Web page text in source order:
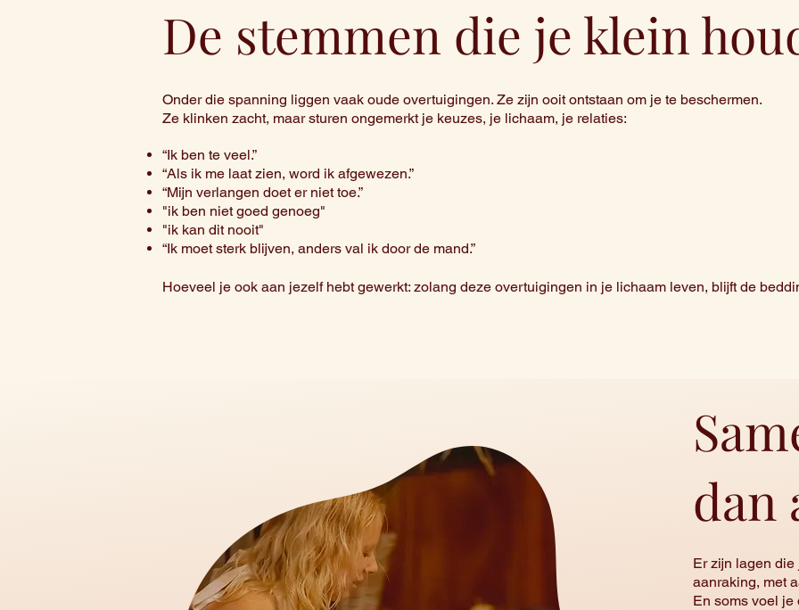
De stemmen die je klein
Onder die spanning liggen vaak oude overtuigingen. Ze zijn ooit ontstaan om je te beschermen.
Ze klinken zacht, maar sturen ongemerkt je keuzes, je lichaam, je relaties:
“Ik ben te veel.”
“Als ik me laat zien, word ik afgewezen.”
“Mijn verlangen doet er niet toe.”
"ik ben niet goed genoeg"
"ik kan dit nooit"
“Ik moet sterk blijven, anders val ik door de mand.”
Hoeveel je ook aan jezelf hebt gewerkt: zolang deze overtuigingen in je lichaam leven, blijft de
dan
Er zijn lagen die
aanraking, met
En soms voel je